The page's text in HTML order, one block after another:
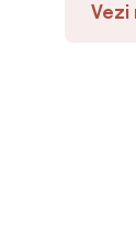
Vezi